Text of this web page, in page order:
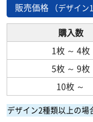
販売価格 （デザイン
購入数
1枚 ～ 4枚
5枚 ～ 9枚
10枚 ～
デザイン2種類以上の場